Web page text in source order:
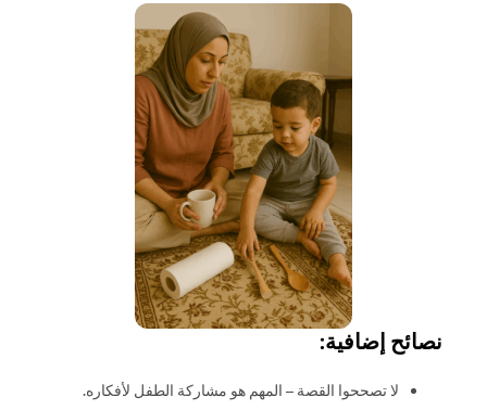
نصائح إضافية:
لا تصححوا القصة – المهم هو مشاركة الطفل لأفكاره.